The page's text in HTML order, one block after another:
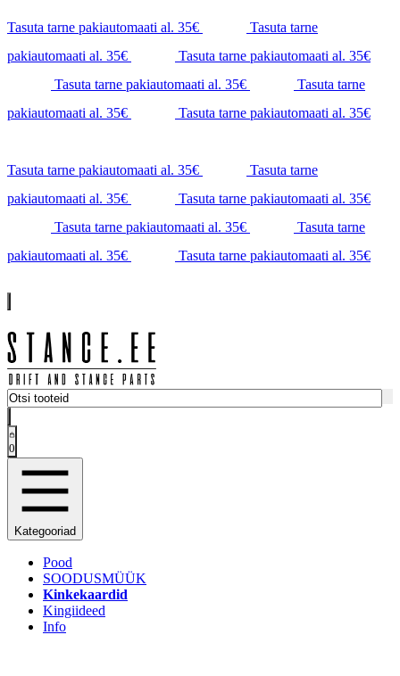
Tasuta tarne pakiautomaati al. 35€
Tasuta tarne
pakiautomaati al. 35€
Tasuta tarne pakiautomaati al. 35€
Tasuta tarne pakiautomaati al. 35€
Tasuta tarne
pakiautomaati al. 35€
Tasuta tarne pakiautomaati al. 35€
Tasuta tarne pakiautomaati al. 35€
Tasuta tarne
pakiautomaati al. 35€
Tasuta tarne pakiautomaati al. 35€
Tasuta tarne pakiautomaati al. 35€
Tasuta tarne
pakiautomaati al. 35€
Tasuta tarne pakiautomaati al. 35€
0
Kategooriad
Pood
SOODUSMÜÜK
Kinkekaardid
Kingiideed
Info